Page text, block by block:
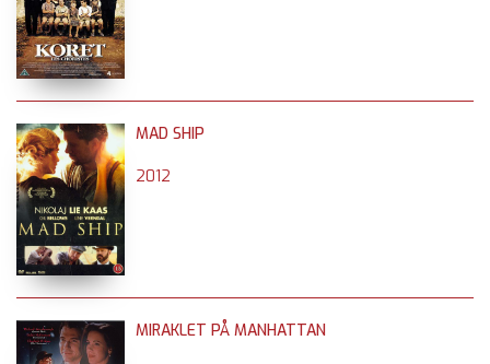
MAD SHIP
2012
MIRAKLET PÅ MANHATTAN